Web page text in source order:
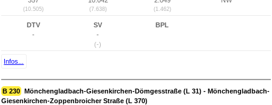
(10.505) (7.638) (1.462)
DTV
-
SV
-
(-)
BPL
Infos...
B 230 Mönchengladbach-Giesenkirchen-Dömgesstraße (L 31) - Mönchengladbach-
Giesenkirchen-Zoppenbroicher Straße (L 370)